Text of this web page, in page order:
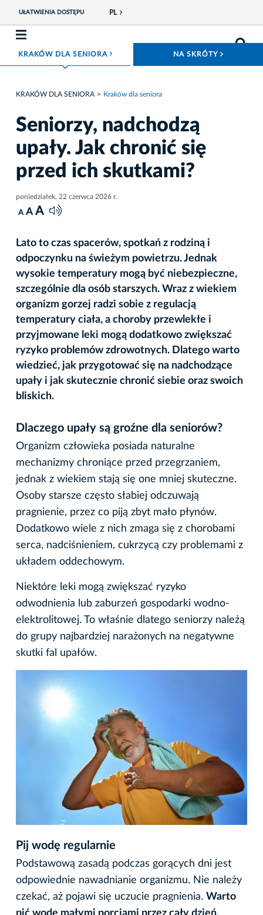
UŁATWIENIA DOSTĘPU PL
KRAKÓW DLA SENIORAROZWIŃ MENU NA SKRÓTY
KRAKÓW DLA SENIORA Kraków dla seniora
Seniorzy, nadchodzą
upały. Jak chronić się
przed ich skutkami?
poniedziałek, 22 czerwca 2026 r.
A A A
Lato to czas spacerów, spotkań z rodziną i
odpoczynku na świeżym powietrzu. Jednak
wysokie temperatury mogą być niebezpieczne,
szczególnie dla osób starszych. Wraz z wiekiem
organizm gorzej radzi sobie z regulacją
temperatury ciała, a choroby przewlekłe i
przyjmowane leki mogą dodatkowo zwiększać
ryzyko problemów zdrowotnych. Dlatego warto
wiedzieć, jak przygotować się na nadchodzące
upały i jak skutecznie chronić siebie oraz swoich
bliskich.
Dlaczego upały są groźne dla seniorów?
Organizm człowieka posiada naturalne
mechanizmy chroniące przed przegrzaniem,
jednak z wiekiem stają się one mniej skuteczne.
Osoby starsze często słabiej odczuwają
pragnienie, przez co piją zbyt mało płynów.
Dodatkowo wiele z nich zmaga się z chorobami
serca, nadciśnieniem, cukrzycą czy problemami z
układem oddechowym.
Niektóre leki mogą zwiększać ryzyko
odwodnienia lub zaburzeń gospodarki wodno-
elektrolitowej. To właśnie dlatego seniorzy należą
do grupy najbardziej narażonych na negatywne
skutki fal upałów.
Pij wodę regularnie
Podstawową zasadą podczas gorących dni jest
odpowiednie nawadnianie organizmu. Nie należy
czekać, aż pojawi się uczucie pragnienia. Warto